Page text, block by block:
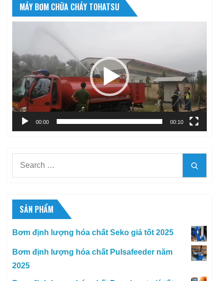
MÁY BƠM CHỮA CHÁY TOHATSU
Video
00:00 00:10
SẢN PHẨM
Bơm định lượng hóa chất Seko giá tốt 2025
Bơm định lượng hóa chất Pulsafeeder năm
2025